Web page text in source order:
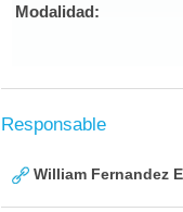
Modalidad:
Responsable
William Fernandez